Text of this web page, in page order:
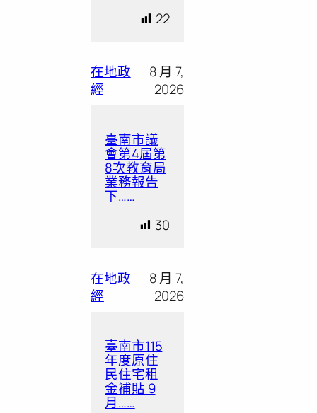
22
在地政
經
8 月 7,
2026
臺南市議
會第4屆第
8次教育局
業務報告
下……
30
在地政
經
8 月 7,
2026
臺南市115
年度原住
民住宅租
金補貼 9
月……